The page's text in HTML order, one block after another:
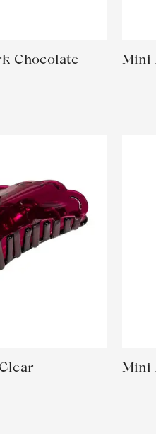
Chocolate
Mini
Mini